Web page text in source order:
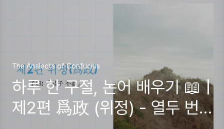
The Analects of Confucius
하루 한 구절, 논어 배우기 📖 |
제2편 爲政 (위정) - 열두 번